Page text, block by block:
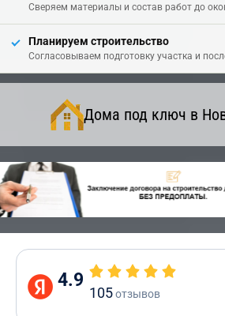
Сверяем материалы и состав работ до
Планируем строительство
Согласовываем подготовку участка и
Дома под ключ в
4.9
105отзывов